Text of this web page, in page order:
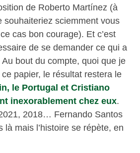
de Roberto Martínez (à
souhaiteriez sciemment vous
cas bon courage). Et c’est
de se demander ce qui a
bout du compte, quoi que je
papier, le résultat restera le
le Portugal et Cristiano
inexorablement chez eux.
2018… Fernando Santos
là mais l’histoire se répète, en